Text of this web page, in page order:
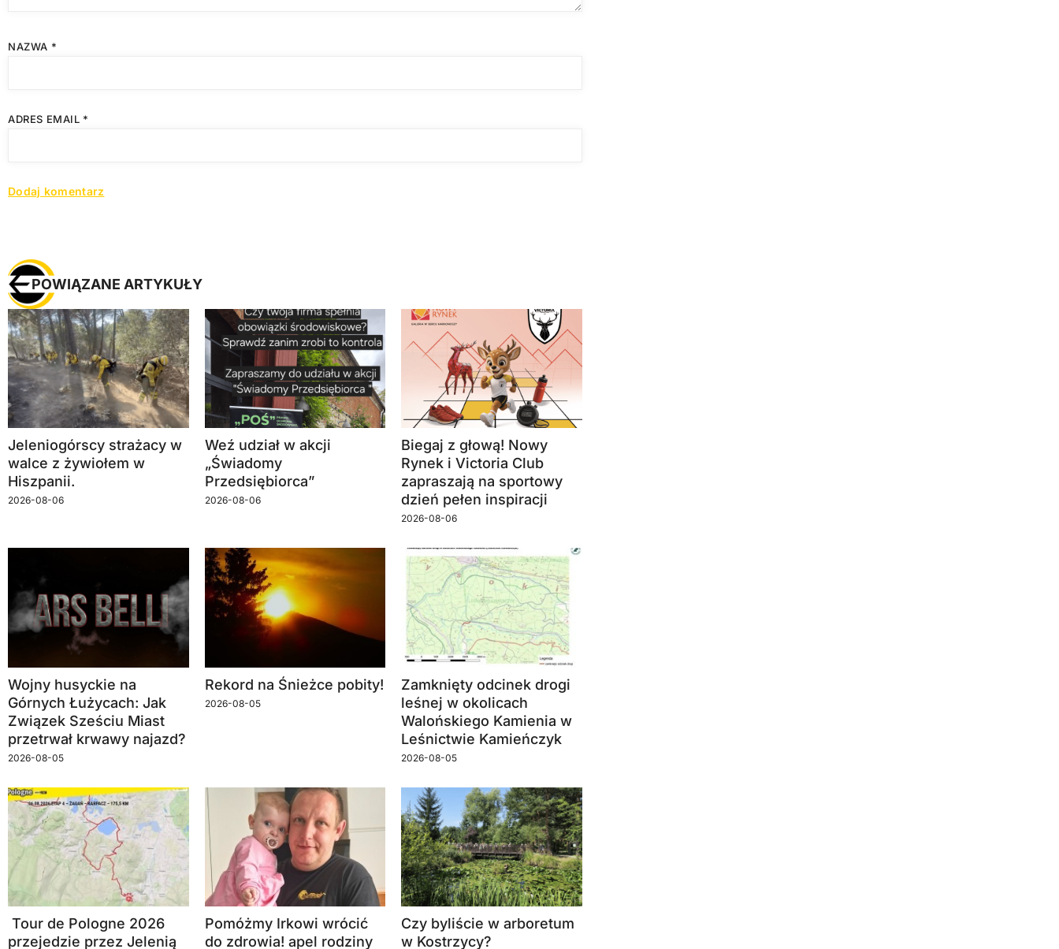
NAZWA *
ADRES EMAIL *
POWIĄZANE ARTYKUŁY
Jeleniogórscy strażacy w
walce z żywiołem w
Hiszpanii.
2026-08-06
Weź udział w akcji
„Świadomy
Przedsiębiorca”
2026-08-06
Biegaj z głową! Nowy
Rynek i Victoria Club
zapraszają na sportowy
dzień pełen inspiracji
2026-08-06
Wojny husyckie na
Górnych Łużycach: Jak
Związek Sześciu Miast
przetrwał krwawy najazd?
2026-08-05
Rekord na Śnieżce pobity!
2026-08-05
Zamknięty odcinek drogi
leśnej w okolicach
Walońskiego Kamienia w
Leśnictwie Kamieńczyk
2026-08-05
Tour de Pologne 2026
przejedzie przez Jelenią
Pomóżmy Irkowi wrócić
do zdrowia! apel rodziny
Czy byliście w arboretum
w Kostrzycy?